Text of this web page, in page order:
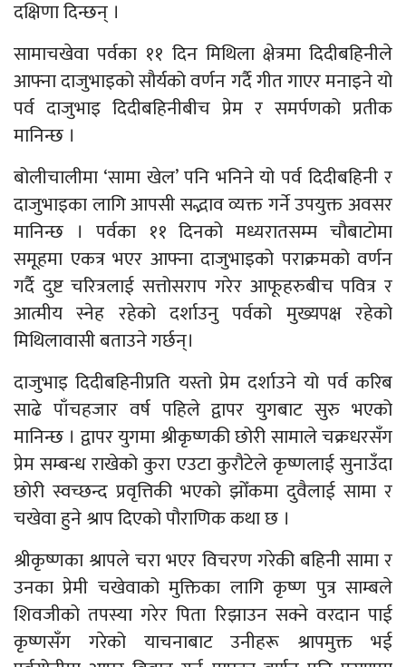
दक्षिणा दिन्छन् ।
सामाचखेवा पर्वका ११ दिन मिथिला क्षेत्रमा दिदीबहिनीले
आफ्ना दाजुभाइको सौर्यको वर्णन गर्दै गीत गाएर मनाइने यो
पर्व दाजुभाइ दिदीबहिनीबीच प्रेम र समर्पणको प्रतीक
मानिन्छ ।
बोलीचालीमा ‘सामा खेल’ पनि भनिने यो पर्व दिदीबहिनी र
दाजुभाइका लागि आपसी सद्भाव व्यक्त गर्ने उपयुक्त अवसर
मानिन्छ । पर्वका ११ दिनको मध्यरातसम्म चौबाटोमा
समूहमा एकत्र भएर आफ्ना दाजुभाइको पराक्रमको वर्णन
गर्दै दुष्ट चरित्रलाई सत्तोसराप गरेर आफूहरुबीच पवित्र र
आत्मीय स्नेह रहेको दर्शाउनु पर्वको मुख्यपक्ष रहेको
मिथिलावासी बताउने गर्छन्।
दाजुभाइ दिदीबहिनीप्रति यस्तो प्रेम दर्शाउने यो पर्व करिब
साढे पाँचहजार वर्ष पहिले द्वापर युगबाट सुरु भएको
मानिन्छ । द्वापर युगमा श्रीकृष्णकी छोरी सामाले चक्रधरसँग
प्रेम सम्बन्ध राखेको कुरा एउटा कुरौटेले कृष्णलाई सुनाउँदा
छोरी स्वच्छन्द प्रवृत्तिकी भएको झोँकमा दुवैलाई सामा र
चखेवा हुने श्राप दिएको पौराणिक कथा छ ।
श्रीकृष्णका श्रापले चरा भएर विचरण गरेकी बहिनी सामा र
उनका प्रेमी चखेवाको मुक्तिका लागि कृष्ण पुत्र साम्बले
शिवजीको तपस्या गरेर पिता रिझाउन सक्ने वरदान पाई
कृष्णसँग गरेको याचनाबाट उनीहरू श्रापमुक्त भई